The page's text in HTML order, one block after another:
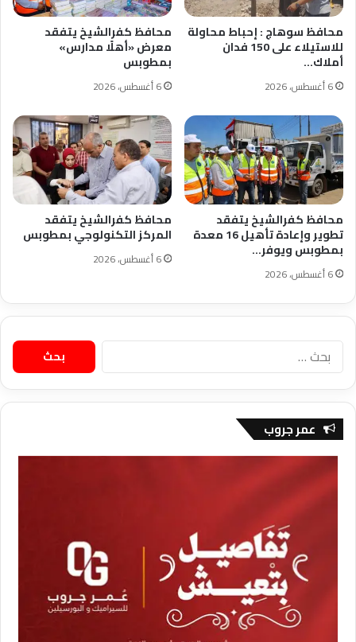
محافظ سوهاج : إحباط محاولة
للاستيلاء على 150 فدان
أملاك…
6 أغسطس، 2026
محافظ كفرالشيخ يتفقد
معرض «أهلًا مدارس»
بمطوبس
6 أغسطس، 2026
محافظ كفرالشيخ يتفقد
تطوير وإعادة تأهيل 16 معدة
بمطوبس ويوفر…
6 أغسطس، 2026
محافظ كفرالشيخ يتفقد
المركز التكنولوجي بمطوبس
6 أغسطس، 2026
البحث
عن:
عمر جروب